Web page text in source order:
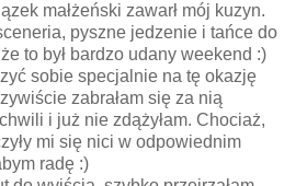
małżeński zawarł mój kuzyn.
pyszne jedzenie i tańce do
to był bardzo udany weekend :)
sobie specjalnie na tę okazję
zabrałam się za nią
i już nie zdążyłam. Chociaż,
mi się nici w odpowiednim
radę :)